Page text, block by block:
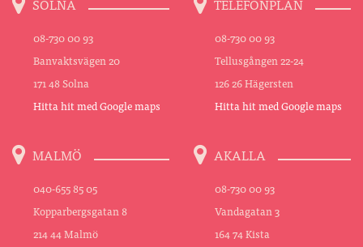
SOLNA
08-730 00 93
Banvaktsvägen 20
171 48 Solna
Hitta hit med Google maps
TELEFONPLAN
08-730 00 93
Tellusgången 22-24
126 26 Hägersten
Hitta hit med Google maps
MALMÖ
040-655 85 05
Kopparbergsgatan 8
214 44 Malmö
AKALLA
08-730 00 93
Vandagatan 3
164 74 Kista